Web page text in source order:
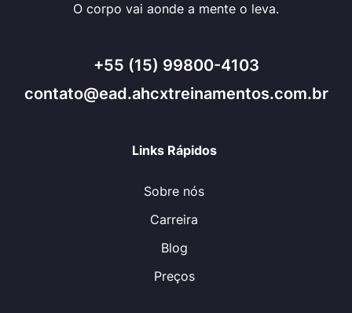
O corpo vai aonde a mente o leva.
+55 (15) 99800-4103
contato@ead.ahcxtreinamentos.com.br
Links Rápidos
Sobre nós
Carreira
Blog
Preços